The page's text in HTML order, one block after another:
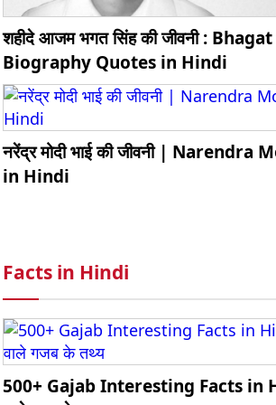
शहीदे आजम भगत सिंह की जीवनी :
Biography Quotes in Hindi
नरेंद्र मोदी भाई की जीवनी |
in Hindi
Facts in Hindi
500+ Gajab Interesting Facts in